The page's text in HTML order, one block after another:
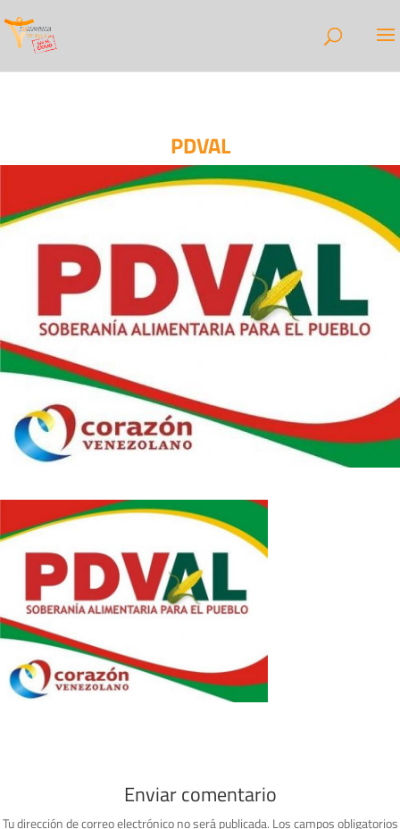
PDVAL
Enviar comentario
Tu dirección de correo electrónico no será publicada. Los campos obligatorios